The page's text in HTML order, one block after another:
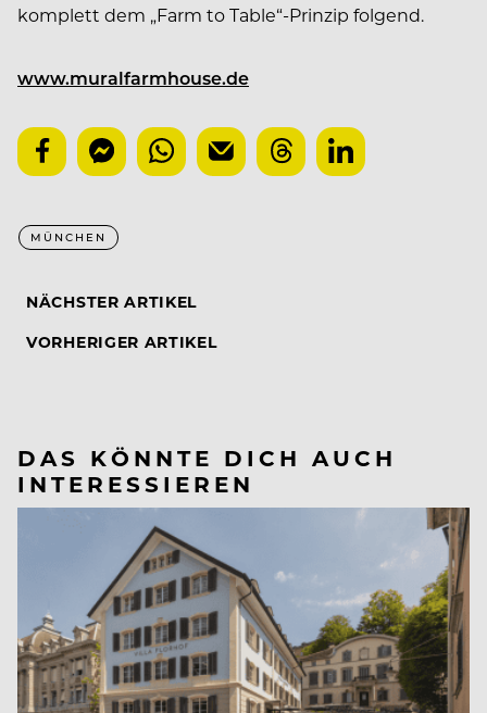
komplett dem „Farm to Table“-Prinzip folgend.
www.muralfarmhouse.de
MÜNCHEN
NÄCHSTER ARTIKEL
VORHERIGER ARTIKEL
DAS KÖNNTE DICH AUCH
INTERESSIEREN